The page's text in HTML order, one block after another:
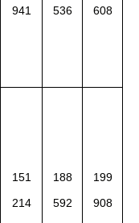
941
536
608
151
214
188
592
199
908